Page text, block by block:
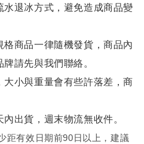
水退冰方式，避免造成商品變
格商品一律隨機發貨，商品內
請先與我們聯絡。
大小與重量會有些許落差，商
出貨，週末物流無收件。
距有效日期前90日以上，建議